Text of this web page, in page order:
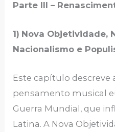
Parte III –
1) Nova Objetividade,
Nacionalismo e
Este capítulo
pensamento musical
Guerra Mundial, que
Latina. A Nova